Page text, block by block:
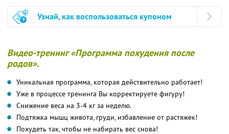
Узнай, как воспользоваться купоном
Видео-тренинг «Программа похудения после
родов».
Уникальная программа, которая действительно работает!
Уже в процессе тренинга Вы корректируете фигуру!
Снижение веса на 3-4 кг за неделю.
Подтяжка мышц живота, груди, избавление от растяжек!
Похудеть так, чтобы не набирать вес снова!